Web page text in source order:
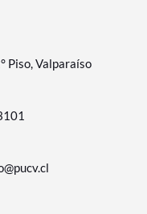
Piso, Valparaíso